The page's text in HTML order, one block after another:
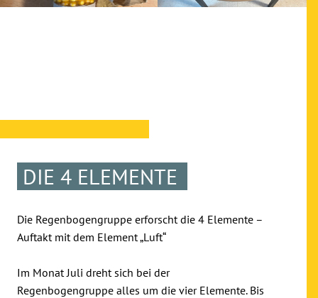
DIE 4 ELEMENTE
Die Regenbogengruppe erforscht die 4 Elemente –
Auftakt mit dem Element „Luft“
Im Monat Juli dreht sich bei der
Regenbogengruppe alles um die vier Elemente. Bis